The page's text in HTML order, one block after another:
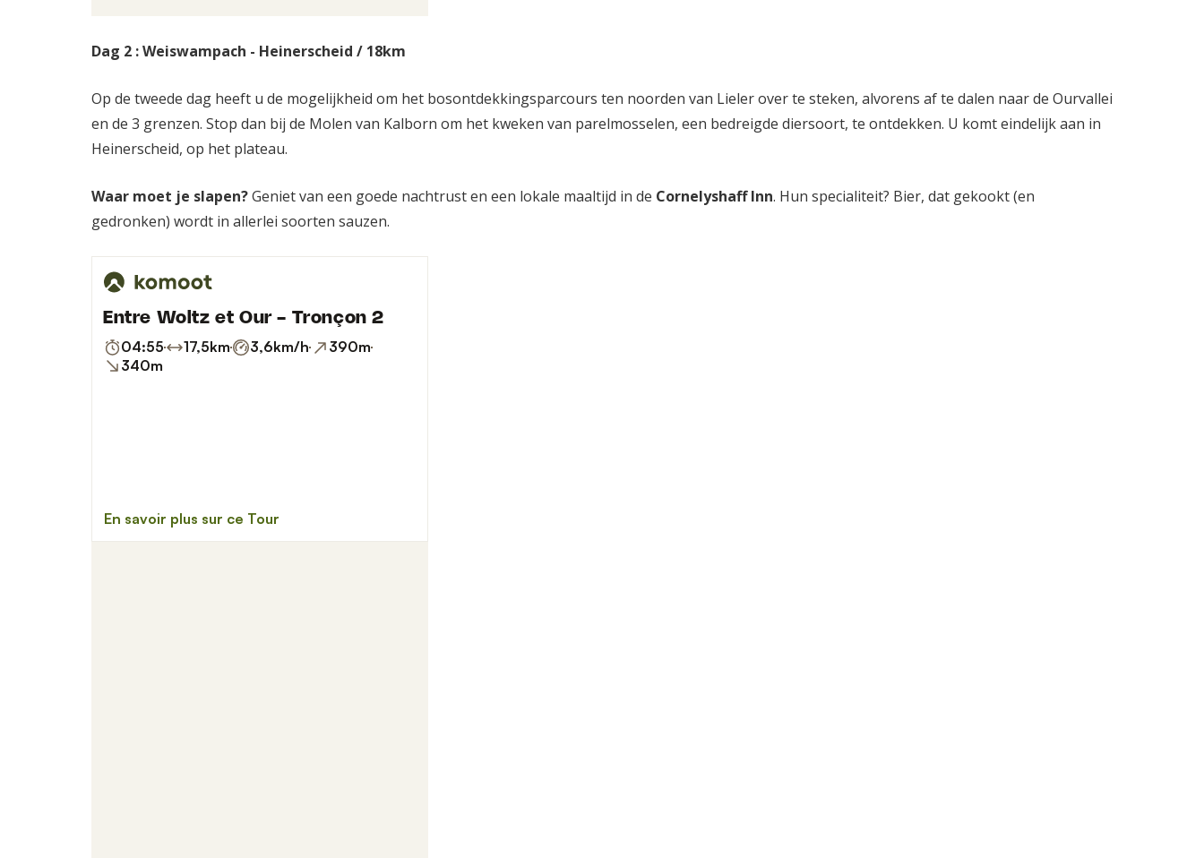
Dag 2 : Weiswampach - Heinerscheid / 18km
Op de tweede dag heeft u de mogelijkheid om het bosontdekkingsparcours ten noorden van Lieler over te steken, alvorens af te dalen naar de Ourvallei
en de 3 grenzen. Stop dan bij de Molen van Kalborn om het kweken van parelmosselen, een bedreigde diersoort, te ontdekken. U komt eindelijk aan in
Heinerscheid, op het plateau.
Waar moet je slapen?Geniet van een goede nachtrust en een lokale maaltijd in de Cornelyshaff Inn. Hun specialiteit? Bier, dat gekookt (en
gedronken) wordt in allerlei soorten sauzen.